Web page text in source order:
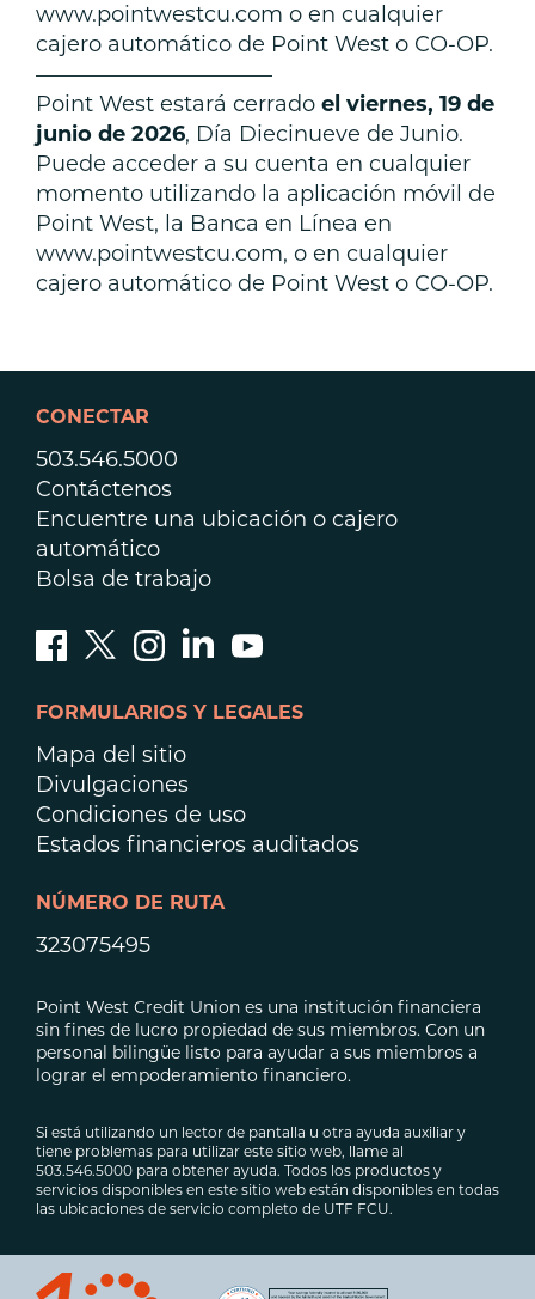
www.pointwestcu.com o en cualquier
cajero automático de Point West o CO-OP.
———————————
Point West estará cerrado el viernes, 19 de
junio de 2026, Día Diecinueve de Junio.
Puede acceder a su cuenta en cualquier
momento utilizando la aplicación móvil de
Point West, la Banca en Línea en
www.pointwestcu.com, o en cualquier
cajero automático de Point West o CO-OP.
CONECTAR
503.546.5000
Contáctenos
Encuentre una ubicación o cajero
automático
Bolsa de trabajo
FORMULARIOS Y LEGALES
Mapa del sitio
Divulgaciones
Condiciones de uso
Estados financieros auditados
NÚMERO DE RUTA
323075495
Point West Credit Union es una institución financiera
sin fines de lucro propiedad de sus miembros. Con un
personal bilingüe listo para ayudar a sus miembros a
lograr el empoderamiento financiero.
Si está utilizando un lector de pantalla u otra ayuda auxiliar y
tiene problemas para utilizar este sitio web, llame al
503.546.5000 para obtener ayuda. Todos los productos y
servicios disponibles en este sitio web están disponibles en todas
las ubicaciones de servicio completo de UTF FCU.